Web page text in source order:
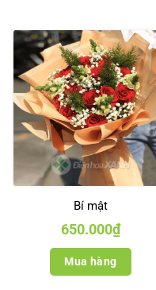
Bí mật
650.000₫
Mua hàng